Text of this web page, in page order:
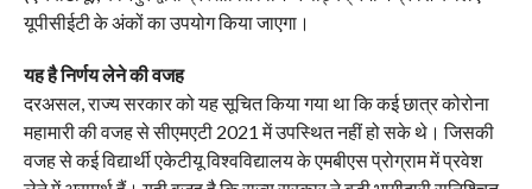
यूपीसीईटी के अंकों का उपयोग किया जाएगा।
यह है निर्णय लेने की वजह
दरअसल, राज्य सरकार को यह सूचित किया गया था कि कई छात्र कोरोना
महामारी की वजह से सीएमएटी 2021 में उपस्थित नहीं हो सके थे। जिसकी
वजह से कई विद्यार्थी एकेटीयू विश्वविद्यालय के एमबीएस प्रोग्राम में प्रवेश